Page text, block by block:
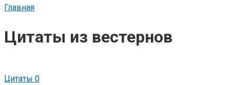
Главная
Цитаты из вестернов
Цитаты 0